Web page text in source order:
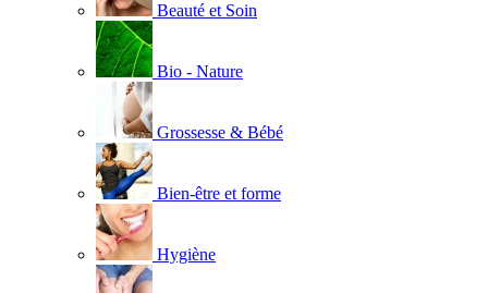
Beauté et Soin
Bio - Nature
Grossesse & Bébé
Bien-être et forme
Hygiène